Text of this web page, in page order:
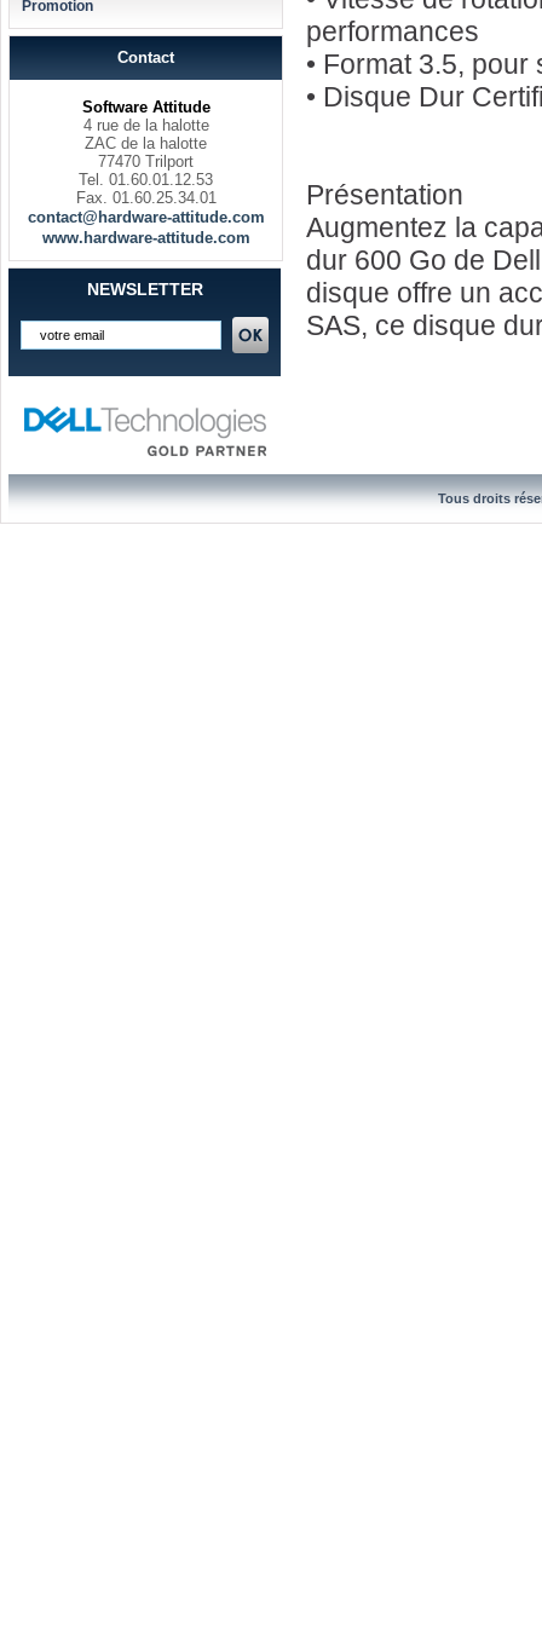
Promotion
Contact
Software Attitude
4 rue de la halotte
ZAC de la halotte
77470 Trilport
Tel. 01.60.01.12.53
Fax. 01.60.25.34.01
contact@hardware-attitude.com
www.hardware-attitude.com
NEWSLETTER
performances
• Format 3.5,
• Disque Dur
Présentation
Augmentez la
dur 600 Go de
disque offre un
SAS, ce disque
Tous droits